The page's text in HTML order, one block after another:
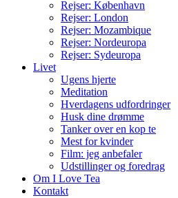
Rejser: København
Rejser: London
Rejser: Mozambique
Rejser: Nordeuropa
Rejser: Sydeuropa
Livet
Ugens hjerte
Meditation
Hverdagens udfordringer
Husk dine drømme
Tanker over en kop te
Mest for kvinder
Film: jeg anbefaler
Udstillinger og foredrag
Om I Love Tea
Kontakt